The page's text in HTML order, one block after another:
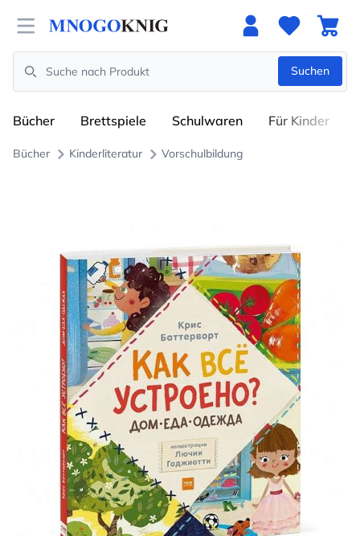
Open menu
Search
Suchen
Bücher Brettspiele Schulwaren Für Kinder
Bücher Kinderliteratur Vorschulbildung